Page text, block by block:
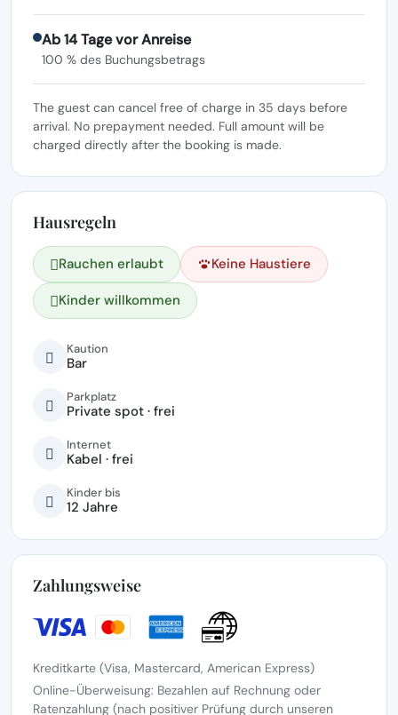
Ab 14 Tage vor Anreise
100 % des Buchungsbetrags
The guest can cancel free of charge in 35 days before
arrival. No prepayment needed. Full amount will be
charged directly after the booking is made.
Hausregeln
Rauchen erlaubt Keine Haustiere
Kinder willkommen
Kaution
Bar
Parkplatz
Private spot · frei
Internet
Kabel · frei
Kinder bis
12 Jahre
Zahlungsweise
Kreditkarte (Visa, Mastercard, American Express)
Online-Überweisung: Bezahlen auf Rechnung oder
Ratenzahlung (nach positiver Prüfung durch unseren